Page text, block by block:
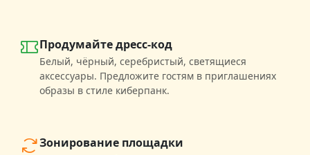
Продумайте дресс-код
Белый, чёрный, серебристый, светящиеся
аксессуары. Предложите гостям в приглашениях
образы в стиле киберпанк.
Зонирование площадки